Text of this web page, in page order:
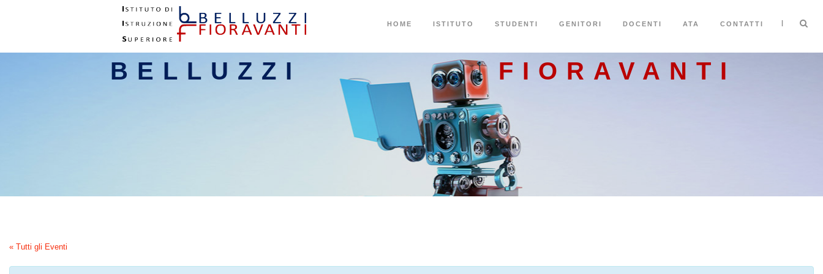
HOME ISTITUTO STUDENTI GENITORI DOCENTI ATA CONTATTI |
BELLUZZI FIORAVANTI
« Tutti gli Eventi